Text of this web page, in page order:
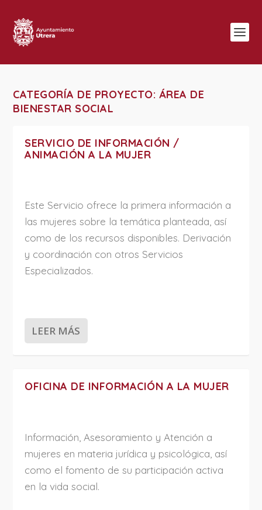
CATEGORÍA DE PROYECTO: ÁREA DE
BIENESTAR SOCIAL
SERVICIO DE INFORMACIÓN /
ANIMACIÓN A LA MUJER
Este Servicio ofrece la primera información a
las mujeres sobre la temática planteada, así
como de los recursos disponibles. Derivación
y coordinación con otros Servicios
Especializados.
LEER MÁS
OFICINA DE INFORMACIÓN A LA MUJER
Información, Asesoramiento y Atención a
mujeres en materia jurídica y psicológica, así
como el fomento de su participación activa
en la vida social.